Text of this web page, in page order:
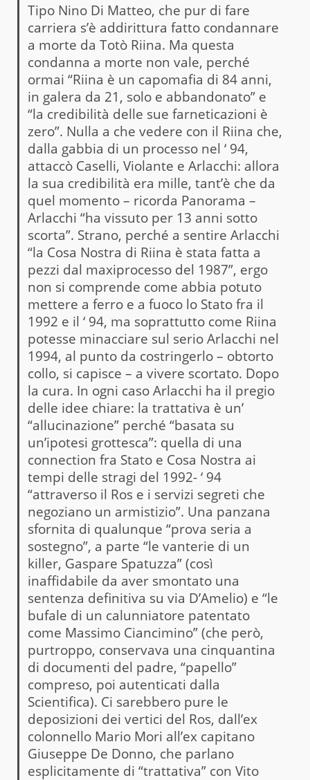
Tipo Nino Di Matteo, che pur di fare
carriera s’è addirittura fatto condannare
a morte da Totò Riina. Ma questa
condanna a morte non vale, perché
ormai “Riina è un capomafia di 84 anni,
in galera da 21, solo e abbandonato” e
“la credibilità delle sue farneticazioni è
zero”. Nulla a che vedere con il Riina che,
dalla gabbia di un processo nel ‘ 94,
attaccò Caselli, Violante e Arlacchi: allora
la sua credibilità era mille, tant’è che da
quel momento – ricorda Panorama –
Arlacchi “ha vissuto per 13 anni sotto
scorta”. Strano, perché a sentire Arlacchi
“la Cosa Nostra di Riina è stata fatta a
pezzi dal maxiprocesso del 1987”, ergo
non si comprende come abbia potuto
mettere a ferro e a fuoco lo Stato fra il
1992 e il ‘ 94, ma soprattutto come Riina
potesse minacciare sul serio Arlacchi nel
1994, al punto da costringerlo – obtorto
collo, si capisce – a vivere scortato. Dopo
la cura. In ogni caso Arlacchi ha il pregio
delle idee chiare: la trattativa è un’
“allucinazione” perché “basata su
un’ipotesi grottesca”: quella di una
connection fra Stato e Cosa Nostra ai
tempi delle stragi del 1992- ‘ 94
“attraverso il Ros e i servizi segreti che
negoziano un armistizio”. Una panzana
sfornita di qualunque “prova seria a
sostegno”, a parte “le vanterie di un
killer, Gaspare Spatuzza” (così
inaffidabile da aver smontato una
sentenza definitiva su via D’Amelio) e “le
bufale di un calunniatore patentato
come Massimo Ciancimino” (che però,
purtroppo, conservava una cinquantina
di documenti del padre, “papello”
compreso, poi autenticati dalla
Scientifica). Ci sarebbero pure le
deposizioni dei vertici del Ros, dall’ex
colonnello Mario Mori all’ex capitano
Giuseppe De Donno, che parlano
esplicitamente di “trattativa” con Vito